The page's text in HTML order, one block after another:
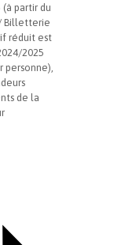
partir du
Billetterie
réduit est
2025
de la